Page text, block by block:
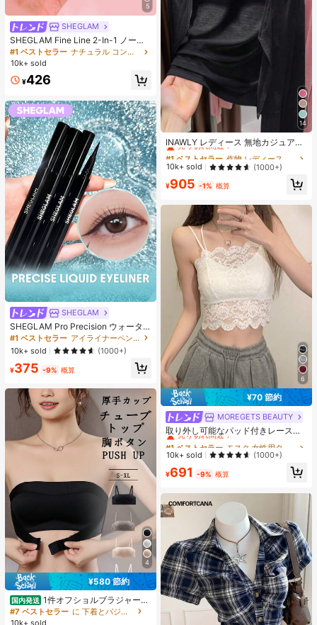
5
SHEGLAM
SHEGLAM Fine Line 2-In-1 ノーズ
コンター&ハイライトペン-Buff ノー
ズシャドウ シェーディング 女性と女
コスメメイクアップ
#1 ベストセラー
ナチュラル コントゥア＆ブロンザー
10k+ sold
¥426
SHEGLAM
SHEGLAM Pro Precision ウォータ
ープルーフリキッドアイライナー-Bl
ack 女性と女の子のためのブランド
ビューティーコスメメイクアップ
#1 ベストセラー
アイライナーペンシル アイライナー
10k+ sold
(1000+)
¥375 -9% 概算
4
¥580 節約
国内発送 1件オフショルブラジャー、
小胸用アップチューブトップ、 オフ
ショルインナー 、脇高 谷間メイク下
#7 ベストセラー
に 下着とパジャマ
10k+ sold
14
INAWLY レディース 無地カジュアル
薄手カーディガン、春夏用
#1 ベストセラー
売り切れ間近！
#1 ベストセラー
売り切れ間近！
#1 ベストセラー
売り切れ間近！
#1 ベストセラー
売り切れ間近！
10k+ sold (1000+)
¥905 -1% 概算
6
¥70 節約
MOREGETS BEAUTY
取り外し可能なパッド付きレースキ
ャミソール、多用途ノースリーブア
ンダーシャツ、女性向け、新学期、
クリスマス、春節、カジュアルホワ
イトサマー、シック&エレガント
#1 ベストセラー
モスク 女性用タンクトップ&キャミス
売り切れ間近！
#1 ベストセラー
売り切れ間近！
#1 ベストセラー
売り切れ間近！
#1 ベストセラー
売り切れ間近！
10k+ sold (1000+)
¥691 -9% 概算